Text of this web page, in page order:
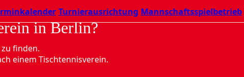
Turnierausrichtung Mannschaftsspielbetrieb
in Berlin?
finden.
einem Tischtennisverein.